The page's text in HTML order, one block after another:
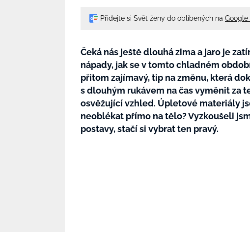
Přidejte si Svět ženy do oblíbených na Google
Čeká nás ještě dlouhá zima a jaro je
nápady, jak se v tomto chladném
přitom zajímavý, tip na změnu, která
s dlouhým rukávem na čas vyměnit za
osvěžující vzhled. Úpletové materiály
neoblékat přímo na tělo? Vyzkoušeli
postavy, stačí si vybrat ten pravý.